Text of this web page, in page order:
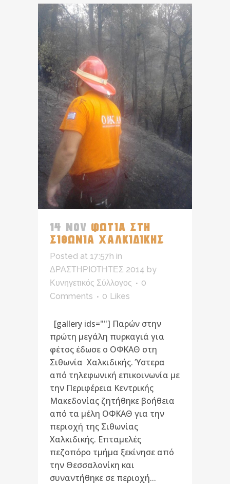
14 NOV ΦΩΤΙΑ ΣΤΗ
ΣΙΘΩΝΙΑ ΧΑΛΚΙΔΙΚΗΣ
Posted at 17:57h in
ΔΡΑΣΤΗΡΙΟΤΗΤΕΣ 2014 by
Κυνηγετικός Σύλλογος
0
Comments
0 Likes
[gallery ids=""] Παρών στην
πρώτη μεγάλη πυρκαγιά για
φέτος έδωσε ο ΟΦΚΑΘ στη
Σιθωνία Χαλκιδικής. Ύστερα
από τηλεφωνική επικοινωνία με
την Περιφέρεια Κεντρικής
Μακεδονίας ζητήθηκε βοήθεια
από τα μέλη ΟΦΚΑΘ για την
περιοχή της Σιθωνίας
Χαλκιδικής. Επταμελές
πεζοπόρο τμήμα ξεκίνησε από
την Θεσσαλονίκη και
συναντήθηκε σε περιοχή...